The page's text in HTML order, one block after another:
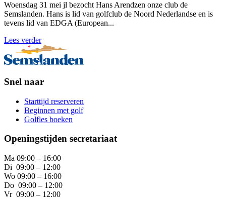
Woensdag 31 mei jl bezocht Hans Arendzen onze club de
Semslanden. Hans is lid van golfclub de Noord Nederlandse en is
tevens lid van EDGA (European...
Lees verder
Snel naar
Starttijd reserveren
Beginnen met golf
Golfles boeken
Openingstijden secretariaat
Ma 09:00 – 16:00
Di 09:00 – 12:00
Wo 09:00 – 16:00
Do 09:00 – 12:00
Vr 09:00 – 12:00